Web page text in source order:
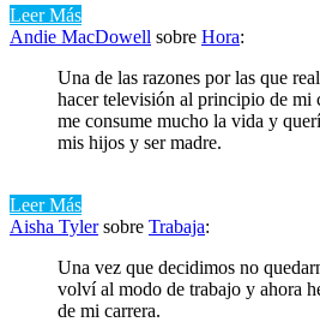
Leer Más
Andie MacDowell sobre Hora:
Una de las razones por las que
hacer televisión al principio de mi
me consume mucho la vida y
mis hijos y ser madre.
Leer Más
Aisha Tylersobre Trabaja:
Una vez que decidimos no
volví al modo de trabajo y ahora
de mi carrera.